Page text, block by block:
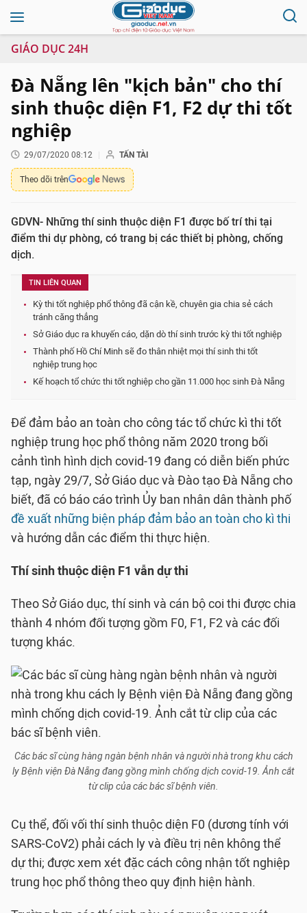
GIÁO DỤC 24H
Đà Nẵng lên "kịch bản" cho thí
sinh thuộc diện F1, F2 dự thi tốt
nghiệp
29/07/2020 08:12 TẤN TÀI
Theo dõi trên
GDVN- Những thí sinh thuộc diện F1 được bố trí thi tại
điểm thi dự phòng, có trang bị các thiết bị phòng, chống
dịch.
TIN LIÊN QUAN
Kỳ thi tốt nghiệp phổ thông đã cận kề, chuyên gia chia sẻ cách
tránh căng thẳng
Sở Giáo dục ra khuyến cáo, dặn dò thí sinh trước kỳ thi tốt nghiệp
Thành phố Hồ Chí Minh sẽ đo thân nhiệt mọi thí sinh thi tốt
nghiệp trung học
Kế hoạch tổ chức thi tốt nghiệp cho gần 11.000 học sinh Đà Nẵng
Để đảm bảo an toàn cho công tác tổ chức kì thi tốt
nghiệp trung học phổ thông năm 2020 trong bối
cảnh tình hình dịch covid-19 đang có diễn biến phức
tạp, ngày 29/7, Sở Giáo dục và Đào tạo Đà Nẵng cho
biết, đã có báo cáo trình Ủy ban nhân dân thành phố
đề xuất những biện pháp đảm bảo an toàn cho kì thi
và hướng dẫn các điểm thi thực hiện.
Thí sinh thuộc diện F1 vẫn dự thi
Theo Sở Giáo dục, thí sinh và cán bộ coi thi được chia
thành 4 nhóm đối tượng gồm F0, F1, F2 và các đối
tượng khác.
Các bác sĩ cùng hàng ngàn bệnh nhân và người nhà trong khu cách
ly Bệnh viện Đà Nẵng đang gồng mình chống dịch covid-19. Ảnh cắt
từ clip của các bác sĩ bệnh viên.
Cụ thể, đối vối thí sinh thuộc diện F0 (dương tính với
SARS-CoV2) phải cách ly và điều trị nên không thể
dự thi; được xem xét đặc cách công nhận tốt nghiệp
trung học phổ thông theo quy định hiện hành.